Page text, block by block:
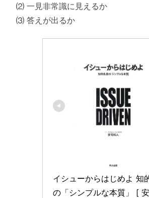
⑵ 一見非常識に見えるか
⑶ 答えが出るか
イシューからはじめよ 知
の「シンプルな本質」 [